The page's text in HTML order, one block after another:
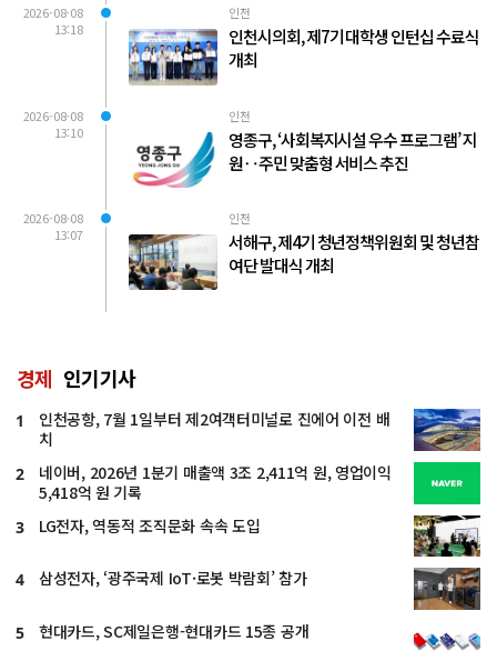
2026-08-08
13:18
인천
인천시의회, 제7기 대학생 인턴십 수료식
개최
2026-08-08
13:10
인천
영종구, ‘사회복지시설 우수 프로그램’ 지
원‥주민 맞춤형 서비스 추진
2026-08-08
13:07
인천
서해구, 제4기 청년정책위원회 및 청년참
여단 발대식 개최
경제 인기기사
1
인천공항, 7월 1일부터 제2여객터미널로 진에어 이전 배
치
2
네이버, 2026년 1분기 매출액 3조 2,411억 원, 영업이익
5,418억 원 기록
3 LG전자, 역동적 조직문화 속속 도입
4 삼성전자, ‘광주국제 IoT·로봇 박람회’ 참가
5 현대카드, SC제일은행-현대카드 15종 공개